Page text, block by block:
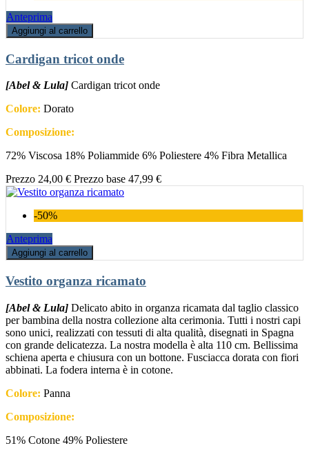
Anteprima
Aggiungi al carrello
Cardigan tricot onde
[Abel & Lula] Cardigan tricot onde
Colore: Dorato
Composizione:
72% Viscosa 18% Poliammide 6% Poliestere 4% Fibra Metallica
Prezzo 24,00 € Prezzo base 47,99 €
-50%
Anteprima
Aggiungi al carrello
Vestito organza ricamato
[Abel & Lula] Delicato abito in organza ricamata dal taglio classico
per bambina della nostra collezione alta cerimonia. Tutti i nostri capi
sono unici, realizzati con tessuti di alta qualità, disegnati in Spagna
con grande delicatezza. La nostra modella è alta 110 cm. Bellissima
schiena aperta e chiusura con un bottone. Fusciacca dorata con fiori
abbinati. La fodera interna è in cotone.
Colore: Panna
Composizione:
51% Cotone 49% Poliestere